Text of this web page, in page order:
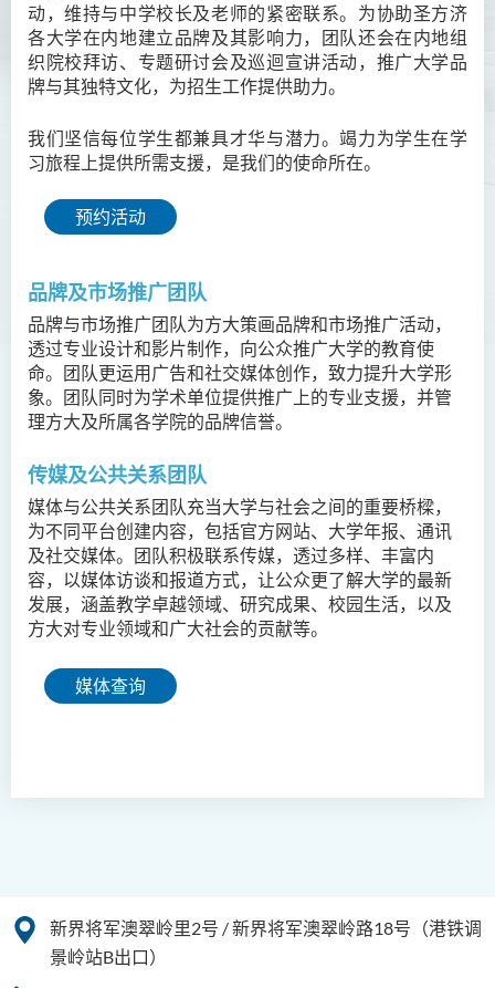
动，维持与中学校长及老师的紧密联系。为协助圣方济
各大学在内地建立品牌及其影响力，团队还会在内地组
织院校拜访、专题研讨会及巡迴宣讲活动，推广大学品
牌与其独特文化，为招生工作提供助力。
我们坚信每位学生都兼具才华与潜力。竭力为学生在学
习旅程上提供所需支援，是我们的使命所在。
预约活动
品牌及市场推广团队
品牌与市场推广团队为方大策画品牌和市场推广活动，
透过专业设计和影片制作，向公众推广大学的教育使
命。团队更运用广告和社交媒体创作，致力提升大学形
象。团队同时为学术单位提供推广上的专业支援，并管
理方大及所属各学院的品牌信誉。
传媒及公共关系团队
媒体与公共关系团队充当大学与社会之间的重要桥樑，
为不同平台创建内容，包括官方网站、大学年报、通讯
及社交媒体。团队积极联系传媒，透过多样、丰富内
容，以媒体访谈和报道方式，让公众更了解大学的最新
发展，涵盖教学卓越领域、研究成果、校园生活，以及
方大对专业领域和广大社会的贡献等。
媒体查询
新界将军澳翠岭里2号 / 新界将军澳翠岭路18号（港铁调
景岭站B出口）